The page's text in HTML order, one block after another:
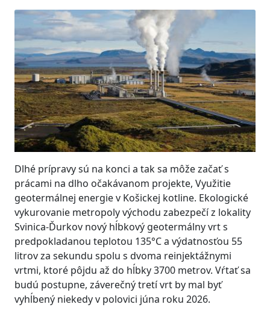
Dlhé prípravy sú na konci a tak sa môže začať s
prácami na dlho očakávanom projekte, Využitie
geotermálnej energie v Košickej kotline. Ekologické
vykurovanie metropoly východu zabezpečí z lokality
Svinica-Ďurkov nový hĺbkový geotermálny vrt s
predpokladanou teplotou 135°C a výdatnosťou 55
litrov za sekundu spolu s dvoma reinjektážnymi
vrtmi, ktoré pôjdu až do hĺbky 3700 metrov. Vŕtať sa
budú postupne, záverečný tretí vrt by mal byť
vyhĺbený niekedy v polovici júna roku 2026.